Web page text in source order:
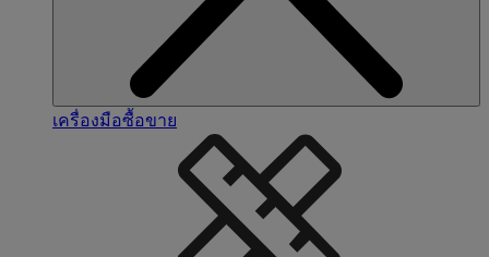
เครื่องมือซื้อขาย